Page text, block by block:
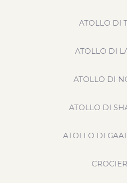
ATOLLO DI
ATOLLO DI
ATOLLO DI
ATOLLO DI
ATOLLO DI